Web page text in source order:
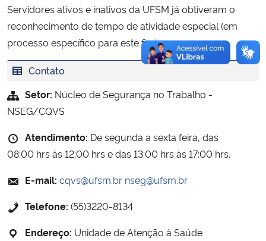
Planalto
Servidores ativos e inativos da UFSM já obtiveram o
reconhecimento de tempo de atividade especial (em
processo específico para este fim).
Contato
Setor: Núcleo de Segurança no Trabalho -
NSEG/CQVS
Atendimento: De segunda a sexta feira, das
08:00 hrs às 12:00 hrs e das 13:00 hrs às 17:00 hrs.
E-mail: cqvs@ufsm.br nseg@ufsm.br
Telefone: (55)3220-8134
Endereço: Unidade de Atenção à Saúde